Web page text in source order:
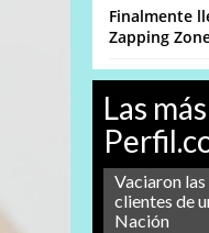
Finalmente
Zapping
Las
Vaciaron
clientes de
Nación